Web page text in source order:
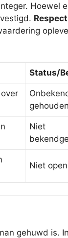
Hoewel
Status/
gehouden
Niet
Niet
gehuwd is.